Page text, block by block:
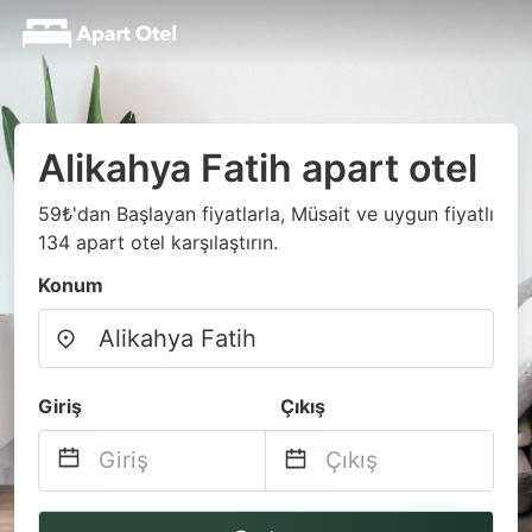
Alikahya Fatih apart otel
59₺'dan Başlayan fiyatlarla, Müsait ve uygun fiyatlı
134 apart otel karşılaştırın.
Konum
Giriş Çıkış
Navigate
Navigate